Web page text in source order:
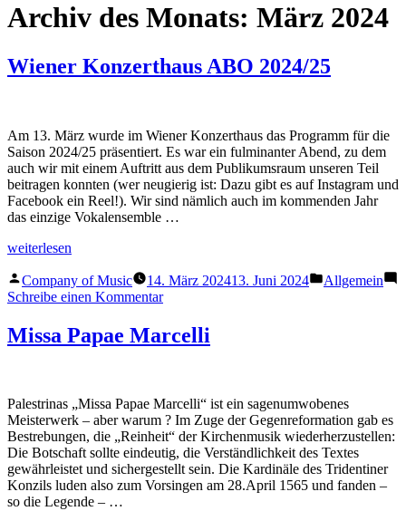
Archiv des Monats: März 2024
Wiener Konzerthaus ABO 2024/25
Am 13. März wurde im Wiener Konzerthaus das Programm für die
Saison 2024/25 präsentiert. Es war ein fulminanter Abend, zu dem
auch wir mit einem Auftritt aus dem Publikumsraum unseren Teil
beitragen konnten (wer neugierig ist: Dazu gibt es auf Instagram und
Facebook ein Reel!). Wir sind nämlich auch im kommenden Jahr
das einzige Vokalensemble …
„Wiener
ABO
2024/25“
weiterlesen
Veröffentlicht
von
Company of Music 14. März 202413. Juni 2024
Veröffentlicht
Allgemein
Schreibe einen Kommentarzu
Konzerthaus
ABO
Missa Papae Marcelli
Palestrinas „Missa Papae Marcelli“ ist ein sagenumwobenes
Meisterwerk – aber warum ? Im Zuge der Gegenreformation gab es
Bestrebungen, die „Reinheit“ der Kirchenmusik wiederherzustellen:
Die Botschaft sollte eindeutig, die Verständlichkeit des Textes
gewährleistet und sichergestellt sein. Die Kardinäle des Tridentiner
Konzils luden also zum Vorsingen am 28.April 1565 und fanden –
so die Legende – …